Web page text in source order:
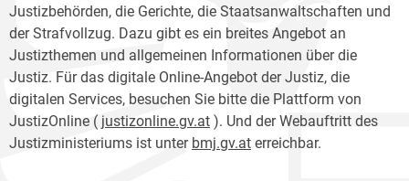
Justizbehörden, die Gerichte, die Staatsanwaltschaften und
der Strafvollzug. Dazu gibt es ein breites Angebot an
Justizthemen und allgemeinen Informationen über die
Justiz. Für das digitale Online-Angebot der Justiz, die
digitalen Services, besuchen Sie bitte die Plattform von
JustizOnline ( justizonline.gv.at ). Und der Webauftritt des
Justizministeriums ist unter bmj.gv.at erreichbar.